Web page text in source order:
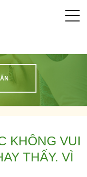
KHÔNG VUI
THẤY. VÌ